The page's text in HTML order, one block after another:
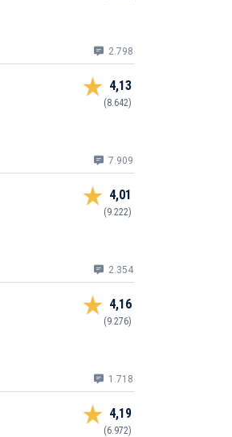
2.798
4,13
(8.642)
7.909
4,01
(9.222)
2.354
4,16
(9.276)
1.718
4,19
(6.972)